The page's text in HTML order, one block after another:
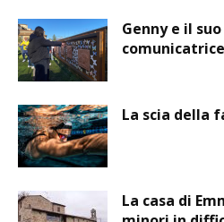
Genny e il
La scia della
La casa di